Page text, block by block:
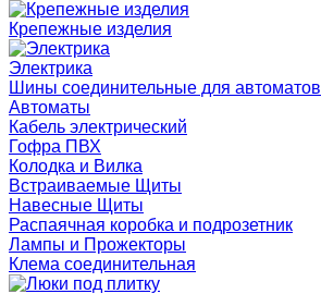
Крепежные изделия
Электрика
Шины соединительные для автоматов
Автоматы
Кабель электрический
Гофра ПВХ
Колодка и Вилка
Встраиваемые Щиты
Навесные Щиты
Распаячная коробка и подрозетник
Лампы и Прожекторы
Клема соединительная